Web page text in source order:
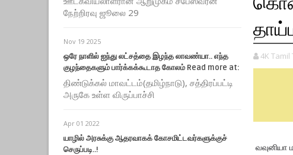
நேற்றிரவு ஜூலை 29
Nov 19 2025
ஒரே நாளில் ஐந்து லட்சத்தை இழந்த லாவண்யா.. எந்த
குழந்தைகளும் பார்க்கக்கூடாத கோலம் Read more at:
திண்டுக்கல் மாவட்டம்(தமிழ்நாடு), சத்திரப்பட்டி
அருகே உள்ள விருப்பாச்சி
Apr 01 2022
யாழில் அரசுக்கு ஆதரவாகக் கோசமிட்டவர்களுக்குச்
செருப்படி..!
4K Tamil
வவுனியா